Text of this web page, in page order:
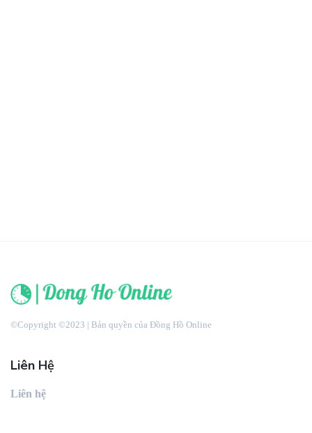
©Copyright ©2023 | Bản quyền của Đồng Hồ Online
Liên Hệ
Liên hệ